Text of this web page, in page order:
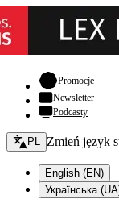
Promocje-
Newsletter
Podcasty
Zmień język - bieżący:
PL Zmień język
English (EN)
Українська